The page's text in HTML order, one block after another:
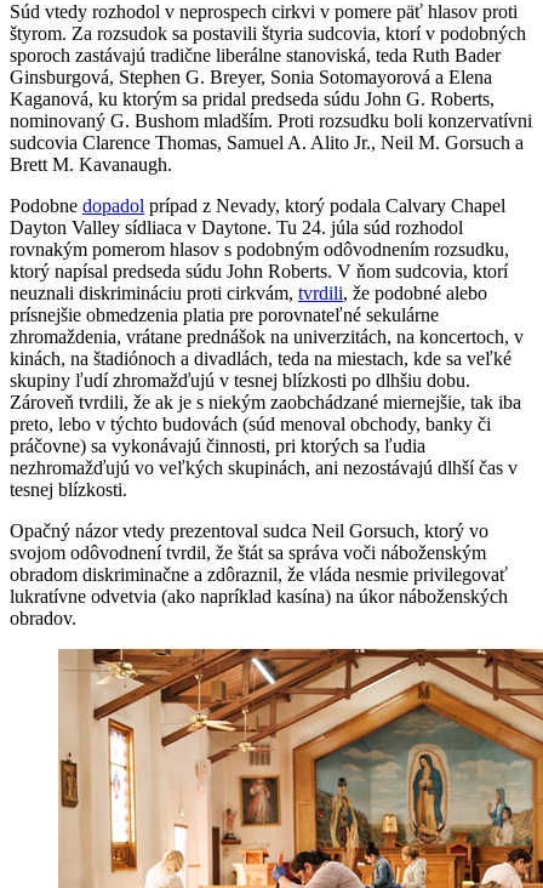
Súd vtedy rozhodol v neprospech cirkvi v pomere päť hlasov proti
štyrom. Za rozsudok sa postavili štyria sudcovia, ktorí v podobných
sporoch zastávajú tradične liberálne stanoviská, teda Ruth Bader
Ginsburgová, Stephen G. Breyer, Sonia Sotomayorová a Elena
Kaganová, ku ktorým sa pridal predseda súdu John G. Roberts,
nominovaný G. Bushom mladším. Proti rozsudku boli konzervatívni
sudcovia Clarence Thomas, Samuel A. Alito Jr., Neil M. Gorsuch a
Brett M. Kavanaugh.
Podobne dopadol prípad z Nevady, ktorý podala Calvary Chapel
Dayton Valley sídliaca v Daytone. Tu 24. júla súd rozhodol
rovnakým pomerom hlasov s podobným odôvodnením rozsudku,
ktorý napísal predseda súdu John Roberts. V ňom sudcovia, ktorí
neuznali diskrimináciu proti cirkvám, tvrdili, že podobné alebo
prísnejšie obmedzenia platia pre porovnateľné sekulárne
zhromaždenia, vrátane prednášok na univerzitách, na koncertoch, v
kinách, na štadiónoch a divadlách, teda na miestach, kde sa veľké
skupiny ľudí zhromažďujú v tesnej blízkosti po dlhšiu dobu.
Zároveň tvrdili, že ak je s niekým zaobchádzané miernejšie, tak iba
preto, lebo v týchto budovách (súd menoval obchody, banky či
práčovne) sa vykonávajú činnosti, pri ktorých sa ľudia
nezhromažďujú vo veľkých skupinách, ani nezostávajú dlhší čas v
tesnej blízkosti.
Opačný názor vtedy prezentoval sudca Neil Gorsuch, ktorý vo
svojom odôvodnení tvrdil, že štát sa správa voči náboženským
obradom diskriminačne a zdôraznil, že vláda nesmie privilegovať
lukratívne odvetvia (ako napríklad kasína) na úkor náboženských
obradov.